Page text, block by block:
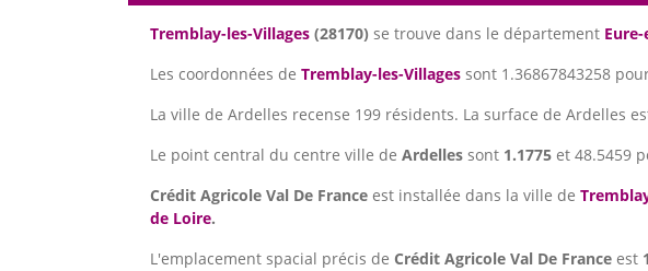
Tremblay-les-Villages (28170) se trouve dans le département
Les coordonnées de Tremblay-les-Villages sont 1.36867843258
La ville de Ardelles recense 199 résidents. La surface de Ardelles
Le point central du centre ville de Ardelles sont 1.1775 et 48.5459
Crédit Agricole Val De France est installée dans la ville de
de Loire.
L'emplacement spacial précis de Crédit Agricole Val De France est